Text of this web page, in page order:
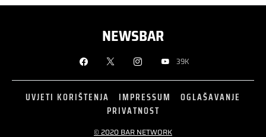
NEWSBAR
39K
UVJETI KORIŠTENJA IMPRESSUM
OGLAŠAVANJE
PRIVATNOST
© 2020 BAR NETWORK